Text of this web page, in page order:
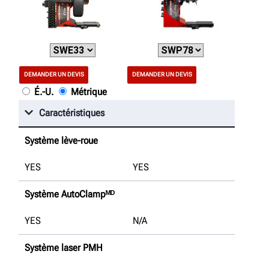
DEMANDER UN DEVIS DEMANDER UN DEVIS
É.-U.
Métrique
Caractéristiques
Système lève-roue
YES YES
Système AutoClampᴹᴰ
YES N/A
Système laser PMH